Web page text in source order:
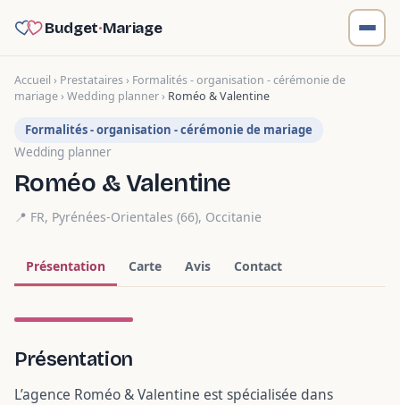
Budget·Mariage
Accueil › Prestataires› Formalités - organisation - cérémonie de
mariage› Wedding planner› Roméo & Valentine
Formalités - organisation - cérémonie de mariage
Wedding planner
Roméo & Valentine
📍 FR, Pyrénées-Orientales (66), Occitanie
Présentation Carte Avis Contact
1 photo
Présentation
L’agence Roméo & Valentine est spécialisée dans